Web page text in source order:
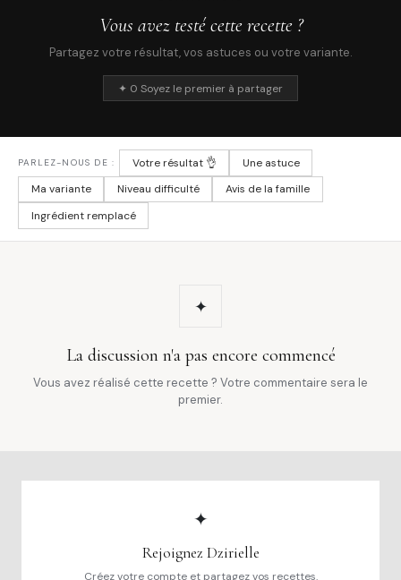
Vous avez testé cette recette ?
Partagez votre résultat, vos astuces ou votre variante.
✦ 0 Soyez le premier à partager
PARLEZ-NOUS DE : Votre résultat 👌
Une astuce
Ma variante
Niveau difficulté
Avis de la famille
Ingrédient remplacé
✦
La discussion n'a pas encore commencé
Vous avez réalisé cette recette ? Votre commentaire sera le
premier.
✦
Rejoignez Dzirielle
Créez votre compte et partagez vos recettes.